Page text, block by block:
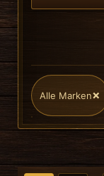
Alle Marken×